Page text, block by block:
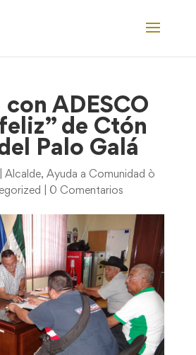
con ADESCO
de Ctón
Palo Galá
Alcalde, Ayuda a Comunidad ò
0 Comentarios